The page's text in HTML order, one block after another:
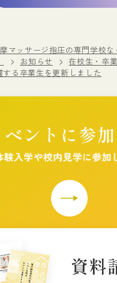
マッサージ指圧の専門学校
お知らせ
在校生・卒
する卒業生を更新しました